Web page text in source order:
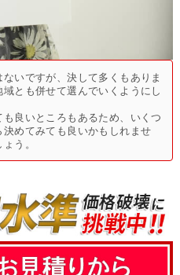
いですが、決して多くもありま
とも併せて選んでいくようにし
良いところもあるため、いくつ
めてみても良いかもしれませ
う。